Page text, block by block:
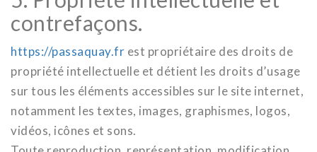
contrefaçons.
https://passaquay.fr est propriétaire des droits de
propriété intellectuelle et détient les droits d’usage
sur tous les éléments accessibles sur le site internet,
notamment les textes, images, graphismes, logos,
vidéos, icônes et sons.